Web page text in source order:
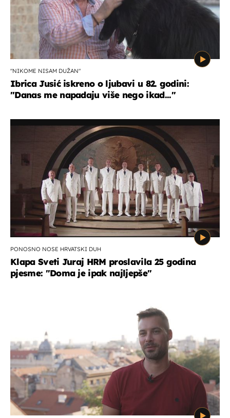
"NIKOME NISAM DUŽAN"
Ibrica Jusić iskreno o ljubavi u 82. godini:
"Danas me napadaju više nego ikad..."
PONOSNO NOSE HRVATSKI DUH
Klapa Sveti Juraj HRM proslavila 25 godina
pjesme: "Doma je ipak najljepše"